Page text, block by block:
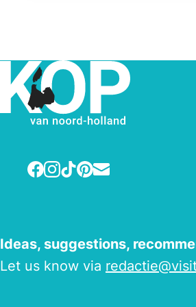
Facebook
Instagram
TikTok
Pinterest
E-mail
Ideas, suggestions,
Let us know via